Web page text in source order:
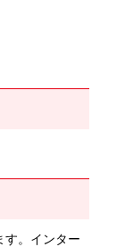
す。インター